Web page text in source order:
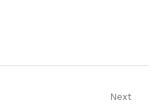
Next